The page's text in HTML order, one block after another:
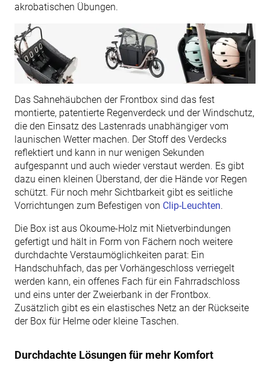
akrobatischen Übungen.
Das Sahnehäubchen der Frontbox sind das fest
montierte, patentierte Regenverdeck und der Windschutz,
die den Einsatz des Lastenrads unabhängiger vom
launischen Wetter machen. Der Stoff des Verdecks
reflektiert und kann in nur wenigen Sekunden
aufgespannt und auch wieder verstaut werden. Es gibt
dazu einen kleinen Überstand, der die Hände vor Regen
schützt. Für noch mehr Sichtbarkeit gibt es seitliche
Vorrichtungen zum Befestigen von Clip-Leuchten.
Die Box ist aus Okoume-Holz mit Nietverbindungen
gefertigt und hält in Form von Fächern noch weitere
durchdachte Verstaumöglichkeiten parat: Ein
Handschuhfach, das per Vorhängeschloss verriegelt
werden kann, ein offenes Fach für ein Fahrradschloss
und eins unter der Zweierbank in der Frontbox.
Zusätzlich gibt es ein elastisches Netz an der Rückseite
der Box für Helme oder kleine Taschen.
Durchdachte Lösungen für mehr Komfort